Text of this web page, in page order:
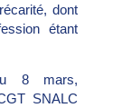
dont
étant
8 mars,
SNALC